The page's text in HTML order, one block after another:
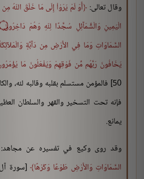
وقال تعالى: أَوَ لَمْ يَرَوْاْ إِلَى مَا خَلَقَ اللّهُ
يَخَافُونَ رَبَّهُم مِّن فَوْقِهِمْ وَيَفْعَلُونَ مَا
50] فالمؤمن مستسلم بقلبه وقالبه لله،
فإنه تحت التسخير والقهر والسلطان
يمانع.
وقد روى وكيع في تفسيره عن
السَّمَاوَاتِ وَالأَرْضِ طَوْعًا وَكَرْهًا